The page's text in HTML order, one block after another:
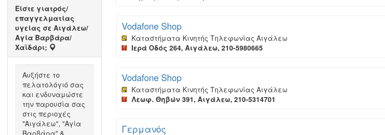
Vodafone Shop
Καταστήματα Κινητής Τηλεφωνίας Αιγάλεω
Ιερά Οδός 264, Αιγάλεω, 210-5980665
Vodafone Shop
Καταστήματα Κινητής Τηλεφωνίας Αιγάλεω
Λεωφ. Θηβών 391, Αιγάλεω, 210-5314701
Γερμανός
Είστε γιατρός/
επαγγελματίας
υγείας σε Αιγάλεω/
Αγία Βαρβάρα/
Χαϊδάρι;
Αυξήστε το
πελατολόγιό σας
και ενδυναμώστε
την παρουσία σας
στις περιοχές
"Αιγάλεω", "Αγία
Βαρβάρα" &